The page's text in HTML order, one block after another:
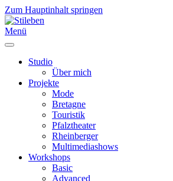
Zum Hauptinhalt springen
Menü
Studio
Über mich
Projekte
Mode
Bretagne
Touristik
Pfalztheater
Rheinberger
Multimediashows
Workshops
Basic
Advanced